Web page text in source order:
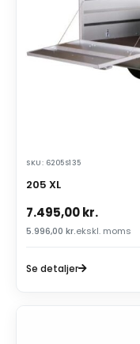
SKU: 6205S135
205 XL
7.495,00kr.
5.996,00 kr.ekskl. moms
Se detaljer